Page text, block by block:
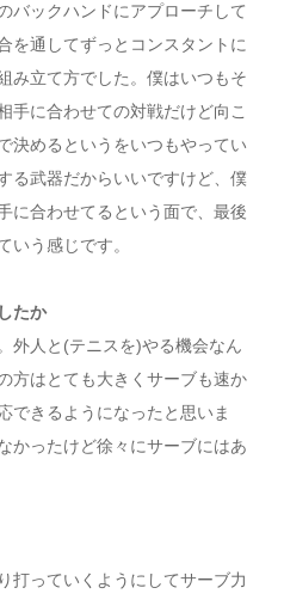
バックハンドにアプローチして
を通してずっとコンスタントに
み立て方でした。僕はいつもそ
手に合わせての対戦だけど向こ
決めるというをいつもやってい
る武器だからいいですけど、僕
に合わせてるという面で、最後
いう感じです。
たか
外人と(テニスを)やる機会なん
方はとても大きくサーブも速か
できるようになったと思いま
かったけど徐々にサーブにはあ
打っていくようにしてサーブ力